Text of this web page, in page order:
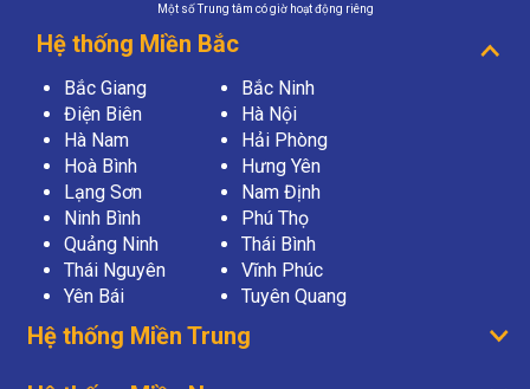
Một số Trung tâm có giờ hoạt động riêng
Hệ thống Miền Bắc
Bắc Giang
Bắc Ninh
Điện Biên
Hà Nội
Hà Nam
Hải Phòng
Hoà Bình
Hưng Yên
Lạng Sơn
Nam Định
Ninh Bình
Phú Thọ
Quảng Ninh
Thái Bình
Thái Nguyên
Vĩnh Phúc
Yên Bái
Tuyên Quang
Hệ thống Miền Trung